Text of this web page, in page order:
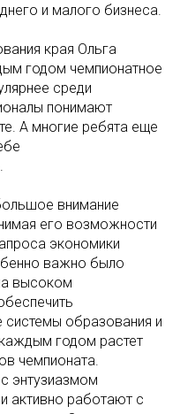
и малого бизнеса.
края Ольга
годом чемпионатное
среди
понимают
А многие ребята еще
внимание
его возможности
экономики
важно было
высоком
образования и
годом растет
чемпионата.
энтузиазмом
активно работают с